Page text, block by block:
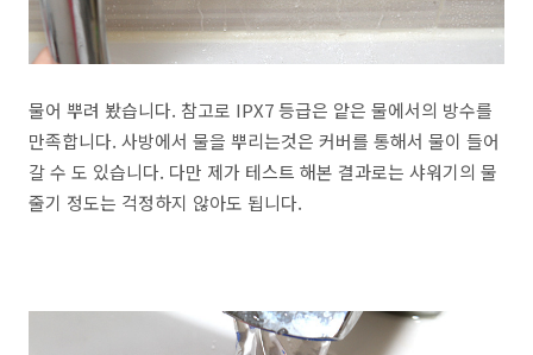
물어 뿌려 봤습니다. 참고로 IPX7 등급은 앝은 물에서의 방수를
만족합니다. 사방에서 물을 뿌리는것은 커버를 통해서 물이 들어
갈 수 도 있습니다. 다만 제가 테스트 해본 결과로는 샤워기의 물
줄기 정도는 걱정하지 않아도 됩니다.